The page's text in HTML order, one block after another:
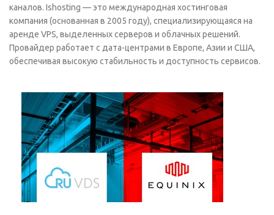
каналов. Ishosting — это международная хостинговая
компания (основанная в 2005 году), специализирующаяся на
аренде VPS, выделенных серверов и облачных решений.
Провайдер работает с дата-центрами в Европе, Азии и США,
обеспечивая высокую стабильность и доступность сервисов.